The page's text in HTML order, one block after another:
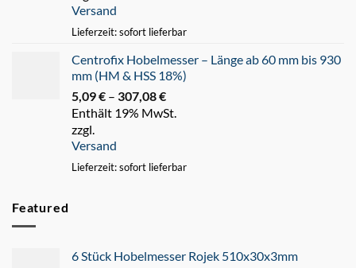
Versand
Lieferzeit: sofort lieferbar
Centrofix Hobelmesser – Länge ab 60 mm bis 930
mm (HM & HSS 18%)
5,09€ – 307,08€
5,09 €
Enthält 19% MwSt.
zzgl.
Versand
Lieferzeit: sofort lieferbar
Featured
6 Stück Hobelmesser Rojek 510x30x3mm